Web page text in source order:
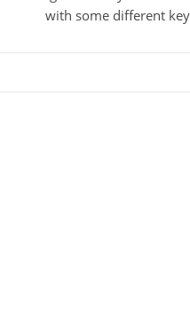
with some different